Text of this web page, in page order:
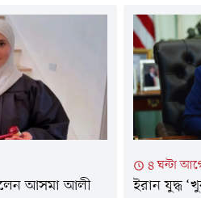
আসমা আলী
৪ ঘন্টা
ইরান যুদ্ধ